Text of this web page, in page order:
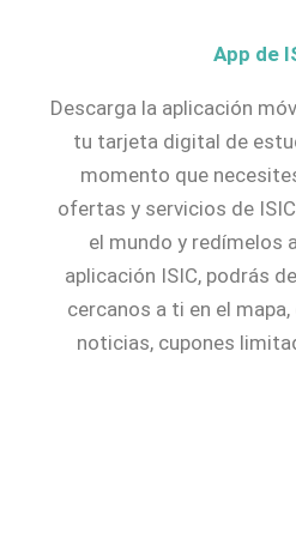
App de
Descarga la aplicación
tu tarjeta digital de
momento que
ofertas y servicios de
el mundo y redímelos
aplicación ISIC, podrás
cercanos a ti en el
noticias, cupones